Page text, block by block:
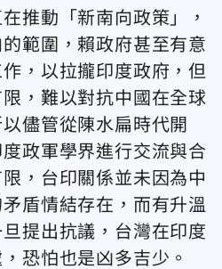
推動「新南向政策」，
範圍，賴政府甚至有意
，以拉攏印度政府，但
，難以對抗中國在全球
儘管從陳水扁時代開
政軍學界進行交流與合
，台印關係並未因為中
盾情結存在，而有升溫
提出抗議，台灣在印度
恐怕也是凶多吉少。